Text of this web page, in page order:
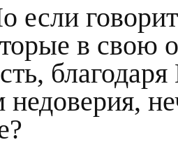
если
в свою
недоверия,